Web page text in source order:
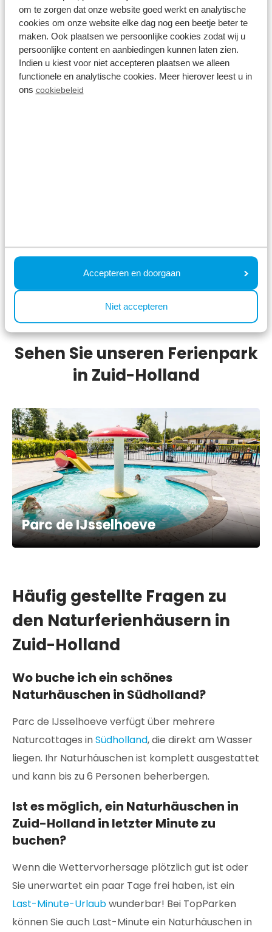
om te zorgen dat onze website goed werkt en analytische
cookies om onze website elke dag nog een beetje beter te
maken. Ook plaatsen we persoonlijke cookies zodat wij u
persoonlijke content en aanbiedingen kunnen laten zien.
Indien u kiest voor niet accepteren plaatsen we alleen
functionele en analytische cookies. Meer hierover leest u in
ons cookiebeleid
Accepteren en doorgaan
Niet accepteren
es gibt unzählige Möglichkeiten. Aber Gouda ist
auch nicht weit vom Parc de IJsselhoeve entfernt.
Hier können Sie einen Tag lang einkaufen oder den
alten holländischen Käsemarkt besuchen.
Auch im Park selbst wird es Ihnen keinen Moment
Preise und Verfügbarkeit prüfen
Sehen Sie unseren Ferienpark
in Zuid-Holland
Parc de IJsselhoeve
Häufig gestellte Fragen zu
den Naturferienhäusern in
Zuid-Holland
Wo buche ich ein schönes
Naturhäuschen in Südholland?
Parc de IJsselhoeve verfügt über mehrere
Naturcottages inSüdholland, die direkt am Wasser
liegen. Ihr Naturhäuschen ist komplett ausgestattet
und kann bis zu 6 Personen beherbergen.
Ist es möglich, ein Naturhäuschen in
Zuid-Holland in letzter Minute zu
buchen?
Wenn die Wettervorhersage plötzlich gut ist oder
Sie unerwartet ein paar Tage frei haben, ist ein
Last-Minute-Urlaubwunderbar! Bei TopParken
können Sie auch Last-Minute ein Naturhäuschen in